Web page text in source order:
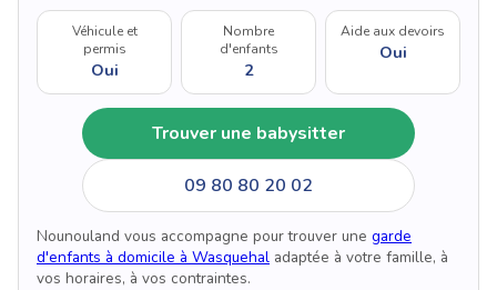
Véhicule et
permis
Oui
Nombre
d'enfants
2
Aide aux devoirs
Oui
Trouver une babysitter
09 80 80 20 02
Nounouland vous accompagne pour trouver une garde
d'enfants à domicile à Wasquehal adaptée à votre famille, à
vos horaires, à vos contraintes.